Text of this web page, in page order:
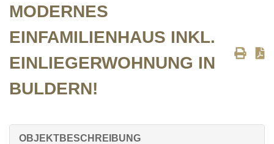
MODERNES
EINFAMILIENHAUS INKL.
EINLIEGERWOHNUNG IN
BULDERN!
OBJEKTBESCHREIBUNG